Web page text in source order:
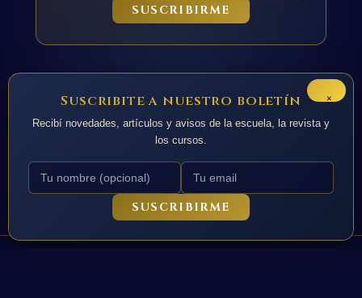
SUSCRIBIRME
×
Suscribite a nuestro boletín
Recibí novedades, artículos y avisos de la escuela, la revista y
los cursos.
SUSCRIBIRME